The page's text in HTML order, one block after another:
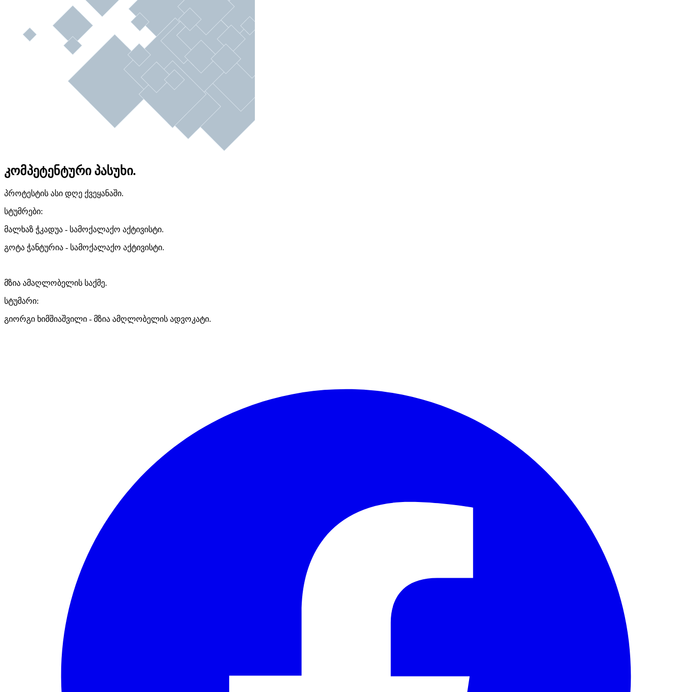
კომპეტენტური პასუხი.
პროტესტის ასი დღე ქვეყანაში.
სტუმრები:
მალხაზ ჭკადუა - სამოქალაქო აქტივისტი.
გოტა ჭანტურია - სამოქალაქო აქტივისტი.
მზია ამაღლობელის საქმე.
სტუმარი:
გიორგი ხიმშიაშვილი - მზია ამღლობელის ადვოკატი.